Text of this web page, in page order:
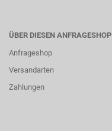
ÜBER DIESEN ANFRAGESHOP
Anfrageshop
Versandarten
Zahlungen